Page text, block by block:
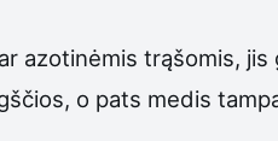
azotinėmis trąšomis,
o pats medis